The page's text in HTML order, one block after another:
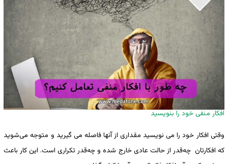
افکار منفی خود را بنویسید
وقتی افکار خود را می نویسید مقداری از آنها فاصله می گیرید و متوجه می‌شوید
که افکارتان ‌‌چه‌قدر از حالت عادی خارج شده و ‌‌چه‌قدر تکراری است. این کار باعث